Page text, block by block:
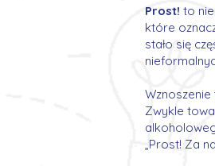
Prost! to
które
stało się
Zwykle
„Prost! Za